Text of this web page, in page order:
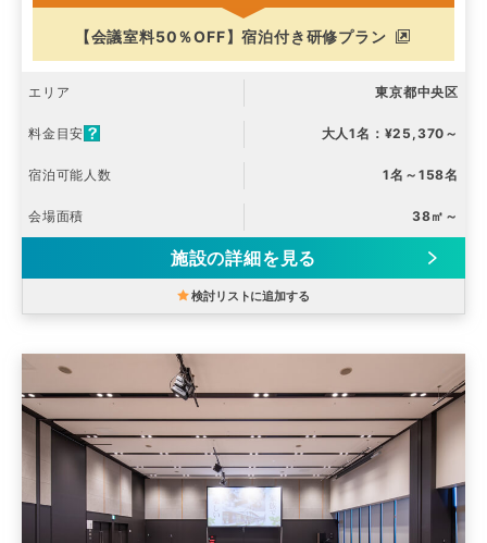
【会議室料50％OFF】宿泊付き研修プラン
エリア 東京都中央区
料金目安 大人1名：¥25,370～
宿泊可能人数 1名～158名
会場面積 38㎡～
施設の詳細を見る
検討リストに追加する